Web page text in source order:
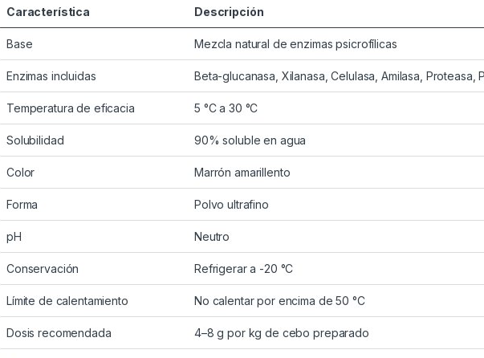
Característica Descripción
Base Mezcla natural de enzimas psicrofílicas
Enzimas incluidas Beta-glucanasa, Xilanasa, Celulasa, Amilasa, Proteasa,
Temperatura de eficacia 5 °C a 30 °C
Solubilidad 90% soluble en agua
Color Marrón amarillento
Forma Polvo ultrafino
pH Neutro
Conservación Refrigerar a -20 °C
Límite de calentamiento No calentar por encima de 50 °C
Dosis recomendada 4–8 g por kg de cebo preparado